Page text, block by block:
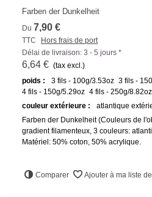
Farben der Dunkelheit
Du 7,90 €
TTC
Hors frais de port
Délai de livraison: 3 - 5 jours *
6,64 € (tax excl.)
poids :
3 fils - 100g/3.53oz 3 fils -
4 fils - 150g/5.29oz 4 fils - 250g/8.82oz
couleur extérieure :
atlantique
Farben der Dunkelheit (Couleurs de
gradient filamenteux, 3 couleurs:
Matériel: 50% coton, 50% acrylique.
Comparer Ajouter à ma liste